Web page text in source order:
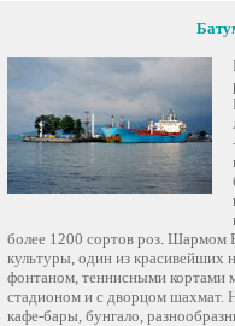
более 1200 сортов роз. Шармом
культуры, один из
фонтаном, теннисными кортами
стадионом и с дворцом шахмат.
кафе-бары, бунгало,